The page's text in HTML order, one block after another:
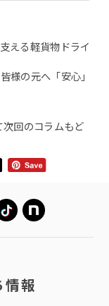
える軽貨物ドライ
様の元へ「安心」
回のコラムもど
情報